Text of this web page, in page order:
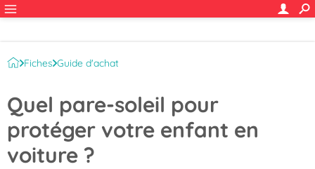
Fiches Guide d'achat
Quel pare-soleil pour
protéger votre enfant en
voiture ?